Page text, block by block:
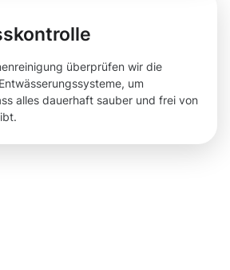
überprüfen wir die
um
alles dauerhaft sauber und frei von